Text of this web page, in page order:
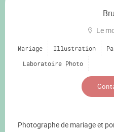
Le
Mariage Illustration
Laboratoire Photo
Photographe de mariage et